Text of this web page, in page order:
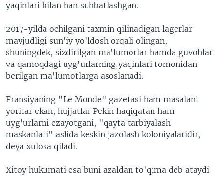
yaqinlari bilan han suhbatlashgan.
2017-yilda ochilgani taxmin qilinadigan lagerlar
mavjudligi sun'iy yo'ldosh orqali olingan,
shuningdek, sizdirilgan ma'lumorlar hamda guvohlar
va qamoqdagi uyg'urlarning yaqinlari tomonidan
berilgan ma'lumotlarga asoslanadi.
Fransiyaning "Le Monde" gazetasi ham masalani
yoritar ekan, hujjatlar Pekin haqiqatan ham
uyg'urlarni ezayotgani, "qayta tarbiyalash
maskanlari" aslida keskin jazolash koloniyalaridir,
deya xulosa qiladi.
Xitoy hukumati esa buni azaldan to'qima deb ataydi